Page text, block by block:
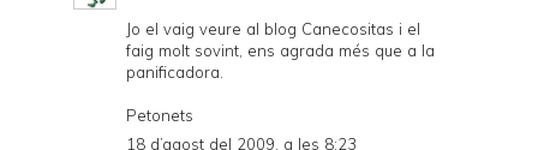
Jo el vaig veure al blog Canecositas i el
faig molt sovint, ens agrada més que a la
panificadora.
Petonets
18 d’agost del 2009, a les 8:23